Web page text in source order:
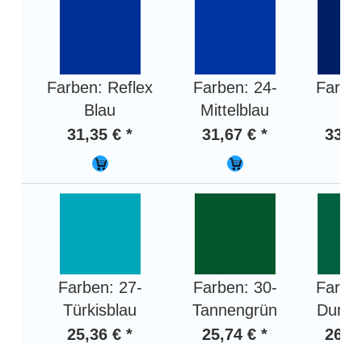
Farben: Reflex
Blau
31,35 € *
Farben: 24-
Mittelblau
31,67 € *
Farben: 27-
Türkisblau
25,36 € *
Farben: 30-
Tannengrün
25,74 € *